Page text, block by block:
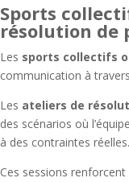
Sports
résolution de
Les sports collectifs
communication à
Les ateliers de
des scénarios où
à des contraintes réelles.
Ces sessions renforcent